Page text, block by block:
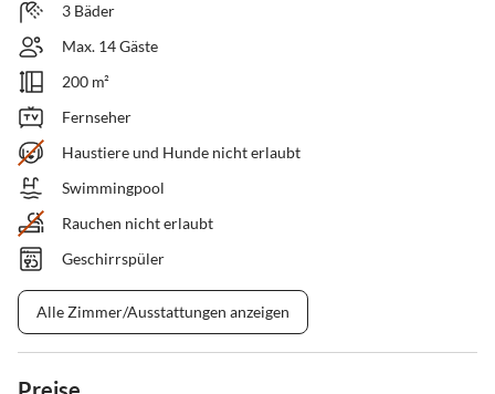
3 Bäder
Max. 14 Gäste
200 m²
Fernseher
Haustiere und Hunde nicht erlaubt
Swimmingpool
Rauchen nicht erlaubt
Geschirrspüler
Alle Zimmer/Ausstattungen anzeigen